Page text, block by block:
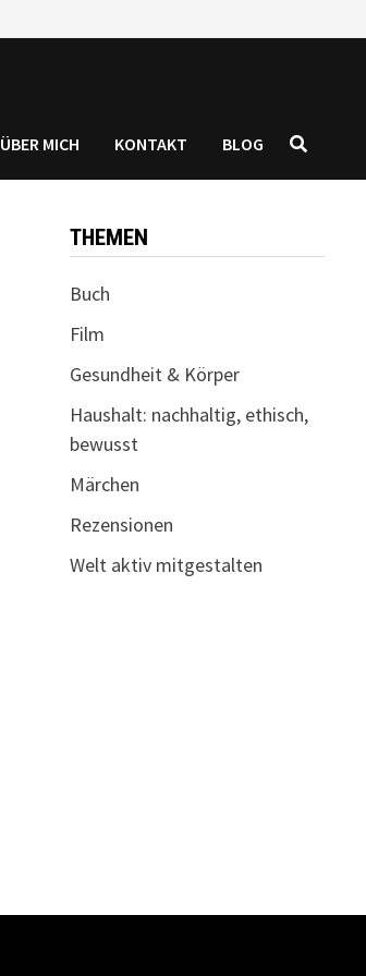
ÜBER MICH KONTAKT BLOG
THEMEN
Buch
Film
Gesundheit & Körper
Haushalt: nachhaltig, ethisch,
bewusst
Märchen
Rezensionen
Welt aktiv mitgestalten